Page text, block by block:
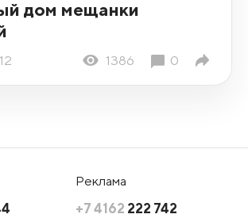
дом мещанки
1386 0
Реклама
+7 4162 222 742